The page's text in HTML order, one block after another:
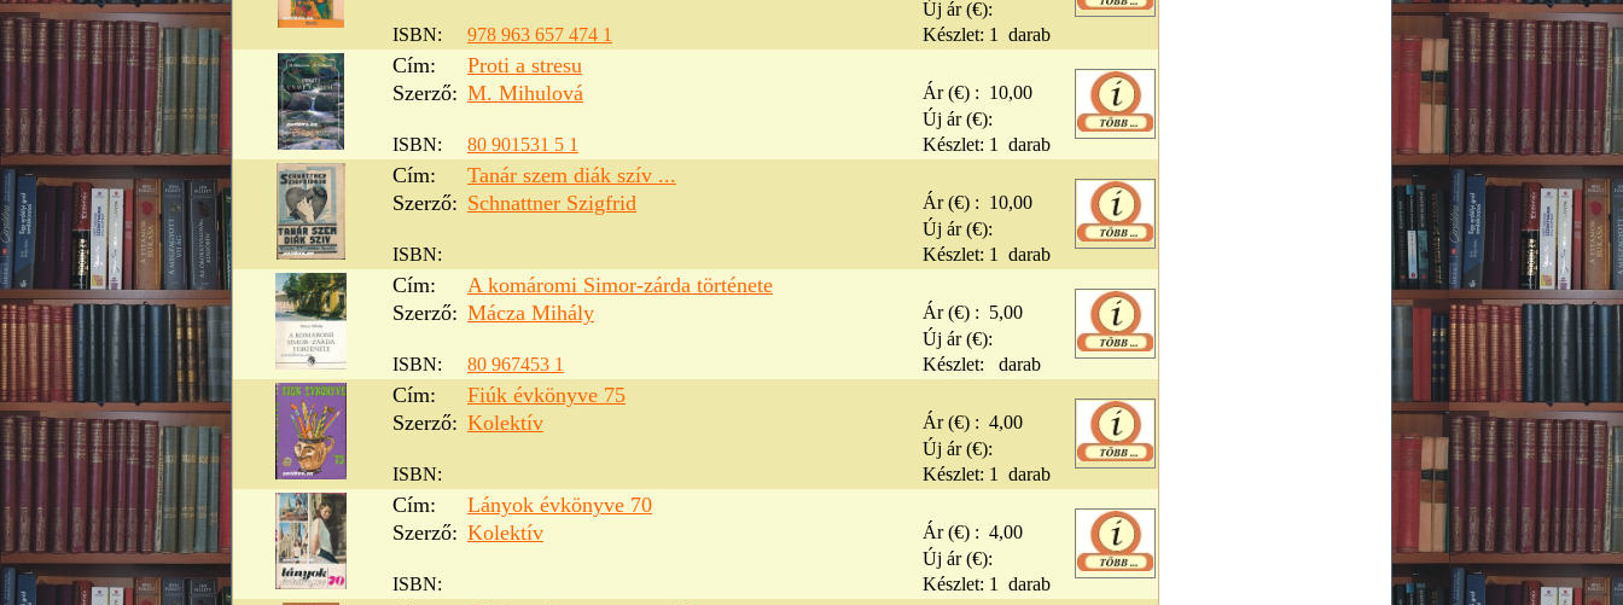
Új ár (€):
ISBN:
978 963 657 474 1 Készlet: 1 darab
Cím:
Proti a stresu
Szerző: M. Mihulová Ár (€) : 10,00
Új ár (€):
ISBN:
80 901531 5 1 Készlet: 1 darab
Cím:
Tanár szem diák szív ...
Szerző: Schnattner Szigfrid Ár (€) : 10,00
Új ár (€):
ISBN:
Készlet: 1 darab
Cím:
A komáromi Simor-zárda története
Szerző: Mácza Mihály Ár (€) : 5,00
Új ár (€):
ISBN:
80 967453 1 Készlet: darab
Cím:
Fiúk évkönyve 75
Szerző: Kolektív Ár (€) : 4,00
Új ár (€):
ISBN:
Készlet: 1 darab
Cím:
Lányok évkönyve 70
Szerző: Kolektív Ár (€) : 4,00
Új ár (€):
ISBN:
Készlet: 1 darab